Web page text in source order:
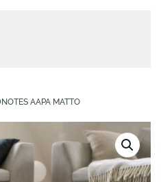
AAPA MATTO